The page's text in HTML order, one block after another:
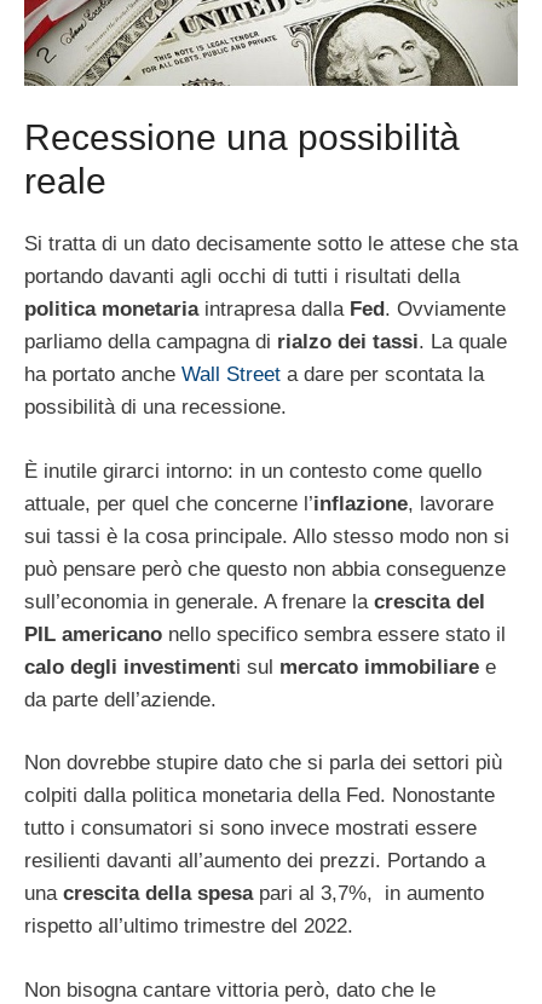
Recessione una possibilità
reale
Si tratta di un dato decisamente sotto le attese che sta
portando davanti agli occhi di tutti i risultati della
politica monetariaintrapresa dalla Fed . Ovviamente
parliamo della campagna di rialzo dei tassi. La quale
ha portato anche Wall Street a dare per scontata la
possibilità di una recessione.
È inutile girarci intorno: in un contesto come quello
attuale, per quel che concerne l’inflazione, lavorare
sui tassi è la cosa principale. Allo stesso modo non si
può pensare però che questo non abbia conseguenze
sull’economia in generale. A frenare la crescita del
PIL americano nello specifico sembra essere stato il
calo degli investimenti sul mercato immobiliare e
da parte dell’aziende.
Non dovrebbe stupire dato che si parla dei settori più
colpiti dalla politica monetaria della Fed. Nonostante
tutto i consumatori si sono invece mostrati essere
resilienti davanti all’aumento dei prezzi. Portando a
unacrescita della spesapari al 3,7%, in aumento
rispetto all’ultimo trimestre del 2022.
Non bisogna cantare vittoria però, dato che le